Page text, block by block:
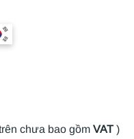
chưa bao gồmVAT )